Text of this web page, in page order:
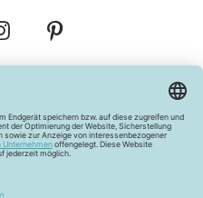
Vertrag widerrufen